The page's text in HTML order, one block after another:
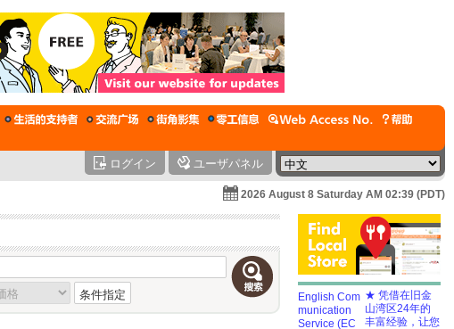
ログイン ユーザパネル
2026 August 8 Saturday AM 02:39 (PDT)
条件指定
★ 凭借在旧金
山湾区24年的
丰富经验，让您